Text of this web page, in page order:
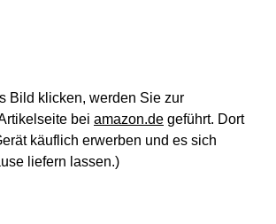
Bild klicken, werden Sie zur
bei amazon.de geführt. Dort
käuflich erwerben und es sich
liefern lassen.)